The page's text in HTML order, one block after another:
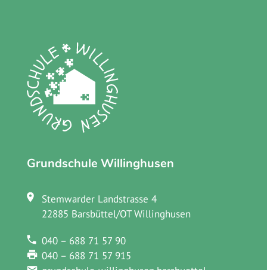
Grundschule Willinghusen
Stemwarder Landstrasse 4
22885 Barsbüttel/OT Willinghusen
040 – 688 71 57 90
040 – 688 71 57 915